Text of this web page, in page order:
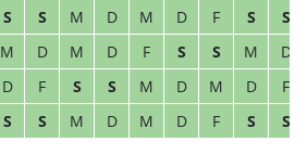
S S M D M D F S
S
M D M D F S S M
D
D F S S M D M D
F
S S M D M D F S S